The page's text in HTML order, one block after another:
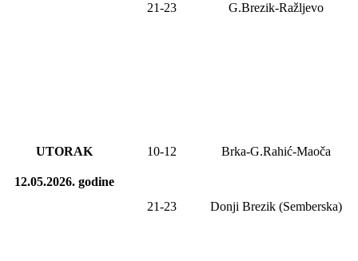
21-23 G.Brezik-Ražljevo
UTORAK
12.05.2026. godine
10-12 Brka-G.Rahić-Maoča
21-23 Donji Brezik (Semberska)